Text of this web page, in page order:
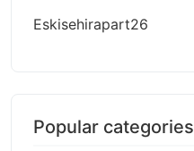
Eskisehirapart26
Popular categories